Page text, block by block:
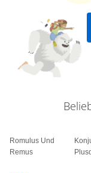
Romulus Und
Remus